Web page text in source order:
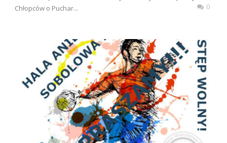
Chłopców o Puchar...
0